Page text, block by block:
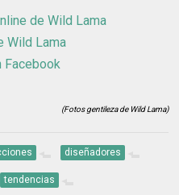
de Wild Lama
Wild Lama
Facebook
(Fotos gentileza de Wild Lama)
diseñadores
tendencias